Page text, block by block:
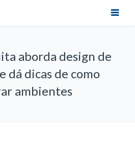
aborda design de
dá dicas de como
ambientes